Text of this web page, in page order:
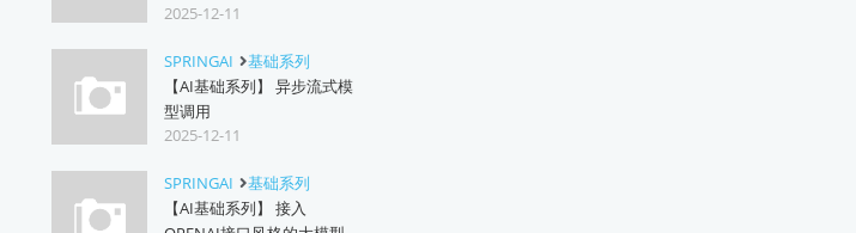
2025-12-11
SPRINGAI
基础系列
【AI基础系列】 异步流式模
型调用
2025-12-11
SPRINGAI
基础系列
【AI基础系列】 接入